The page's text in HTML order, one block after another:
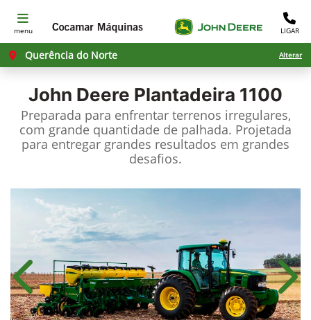
menu LIGAR
Querência do Norte Alterar
John Deere Plantadeira 1100
Preparada para enfrentar terrenos irregulares,
com grande quantidade de palhada. Projetada
para entregar grandes resultados em grandes
desafios.
Anterior